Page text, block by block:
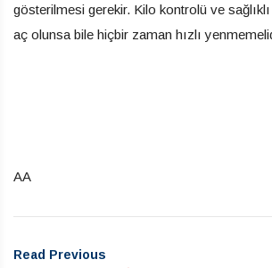
gösterilmesi gerekir. Kilo kontrolü ve
aç olunsa bile hiçbir zaman hızlı
AA
Read Previous